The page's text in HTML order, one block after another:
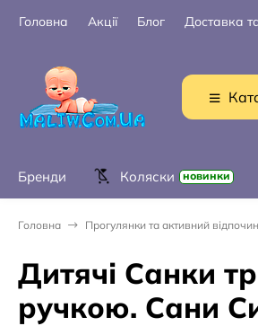
Головна Акції Блог Доставка
Бренди Коляски новинки
Головна Прогулянки та активний
Дитячі Санки
ручкою. Сани